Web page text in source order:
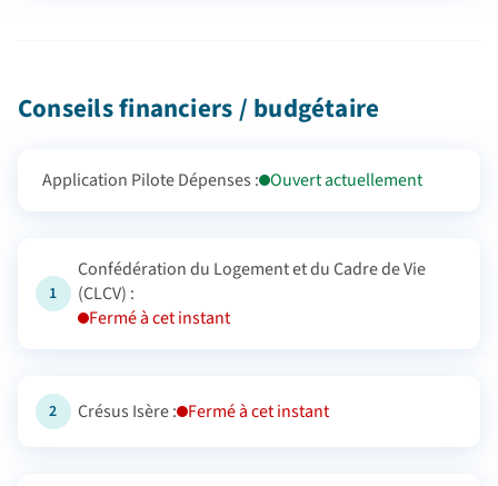
Conseils financiers / budgétaire
Application Pilote Dépenses : Ouvert actuellement
1
Confédération du Logement et du Cadre de Vie
(CLCV) :
Fermé à cet instant
2 Crésus Isère : Fermé à cet instant